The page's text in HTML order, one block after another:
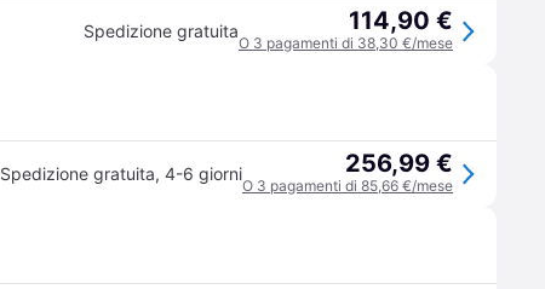
Spedizione gratuita 114,90 €
O 3 pagamenti di 38,30 €/mese
Spedizione gratuita, 4-6 giorni 256,99 €
O 3 pagamenti di 85,66 €/mese